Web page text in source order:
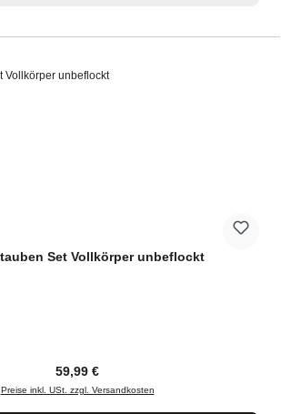
Set Vollkörper unbeflockt
Regulärer Preis:
59,99 €
Preise inkl. USt. zzgl. Versandkosten